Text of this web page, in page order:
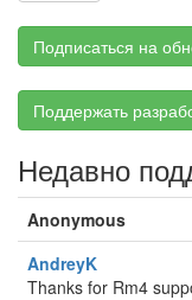
Подписаться на
Поддержать
Недавно
Anonymous
AndreyK
Thanks for Rm4